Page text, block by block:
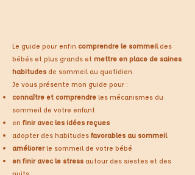
Le guide pour enfin comprendre le sommeil des
bébés et plus grands et mettre en place de saines
habitudes de sommeil au quotidien.
Je vous présente mon guide pour :
connaître et comprendre les mécanismes du
sommeil de votre enfant
en finir avec les idées reçues
adopter des habitudes favorables au sommeil
améliorerle sommeil de votre bébé
en finir avec le stress autour des siestes et des